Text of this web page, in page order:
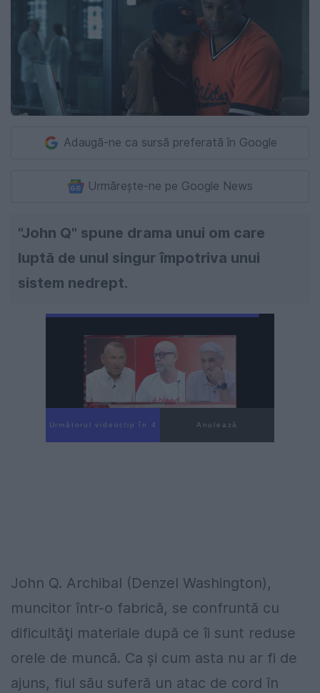
Adaugă-ne ca sursă preferată în Google
Urmărește-ne pe Google News
"John Q" spune drama unui om care
luptă de unul singur împotriva unui
sistem nedrept.
Următorul videoclip în 3 Anulează
John Q. Archibal (Denzel Washington),
muncitor într-o fabrică, se confruntă cu
dificultăţi materiale după ce îi sunt reduse
orele de muncă. Ca şi cum asta nu ar fi de
ajuns, fiul său suferă un atac de cord în